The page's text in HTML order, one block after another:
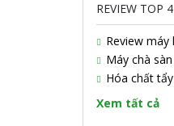
REVIEW TOP
Review
Máy chà
linh hoạt
Hóa chất
hiệu quả
Xem tất cả